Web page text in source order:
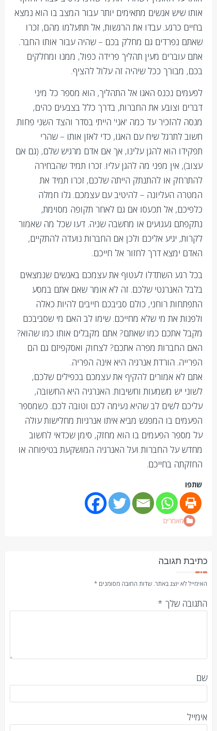
אותו שיש אנשים מתאימים יותר עבור המצב בו הוא נמצא
בחיים כרגע. עבדו את הרגשות, אל תתעלמו מהם, זכרו
שאתם נפרדים גם מחלק בכם – שהיה עבור אותו החבר.
אתם עוברים מעין תהליך פרידה כפול, ממנו ומחלקים
בכם, מבורך ככל שיהיה זה עלול להציף.
לפעמים נכנס האגו אל התהליך, הוא מספר כל מיני
דברים וצובע את החברות, בדרך כלל בצבעים כהים,
מנסה להזכיר עד כמה 'אני' הייתי בסדר והצד השני פחות.
חשוב לתרגל שיח עם האגו, כדי לאזן אותו – שהרי
תפקידו הוא להגן עלינו, אך אם אדם מרגיש שלם, (גם אם
עצוב), אין מפני מה להגן עליו. זכרו תמיד שהבחירה
להתרחק או להתנתק הייתה שלכם, זכרו תמיד את
המטרה העליונה – להיטיב עם עצמכם. גלו חמלה
כלפיכם, אל תכעסו אם גם לאחר תקופה מסוימת,
נתקפתם געגועים או מחשבה שניה. דעו שכל מה שאמור
לקרות, יגיע אליכם ולכן אם החברות נועדה להתקיים,
האדם ימצא דרך לחזור אל חייכם.
בכל רגע השתדלו לעטוף את עצמכם באנשים שנמצאים
בלבל האנרגטי שלכם. זה לא אומר שאם אתם במסע
התפתחות רוחני, כולם סביבכם חייבים להיות כאלה
ולפנות את מי שלא מחייכם. שימו לב האם מי שסביבכם
מקבל אתכם כמו שאתם? אתם מקבלים אותו כמו שהוא?
האם החברות מפרה אתכם? לצחוק ואסקפיזם גם הם
הפרייה. הורדת אנרגיה היא אינה הפריה.
אתם לא אמורים להקיף את עצמכם בכפילים שלכם,
לשוני יש משמעות וחשיבות. האנרגיה היא החשובה,
עליכם לשים לב שהיא נעימה לכם וטובה לכם. כשמספר
הפעמים בו המפגש מביא איתו אנרגיות מחלישות עולה
על מספר הפעמים בו הוא מחזק, סימן שכדאי לחשוב
מחדש על החברות ועל האנרגיה המושקעת בטיפוחה או
החזקתה בחייכם.
שתפו
מאמרים
כתיבת תגובה
האימייל לא יוצג באתר. שדות החובה מסומנים *
התגובה שלך *
שם
אימייל